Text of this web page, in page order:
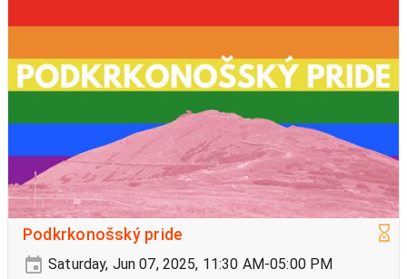
Podkrkonošský pride
Saturday, Jun 07, 2025, 11:30 AM-05:00 PM